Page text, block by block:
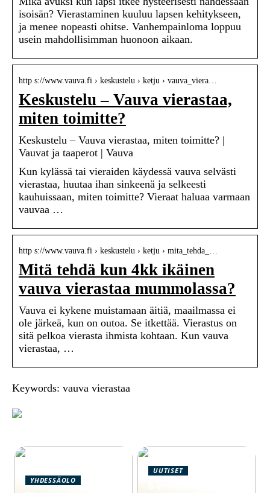
isoisän? Vierastaminen kuuluu lapsen kehitykseen,
ja menee nopeasti ohitse. Vanhempainloma loppuu
usein mahdollisimman huonoon aikaan.
http s://www.vauva.fi › keskustelu › ketju › vauva_viera…
Keskustelu – Vauva vierastaa,
miten toimitte?
Keskustelu – Vauva vierastaa, miten toimitte? |
Vauvat ja taaperot | Vauva
Kun kylässä tai vieraiden käydessä vauva selvästi
vierastaa, huutaa ihan sinkeenä ja selkeesti
kauhuissaan, miten toimitte? Vieraat haluaa varmaan
vauvaa …
http s://www.vauva.fi › keskustelu › ketju › mita_tehda_…
Mitä tehdä kun 4kk ikäinen
vauva vierastaa mummolassa?
Vauva ei kykene muistamaan äitiä, maailmassa ei
ole järkeä, kun on outoa. Se itkettää. Vierastus on
sitä pelkoa vierasta ihmista kohtaan. Kun vauva
vierastaa, …
Keywords: vauva vierastaa
YHDESSÄOLO
UUTISET